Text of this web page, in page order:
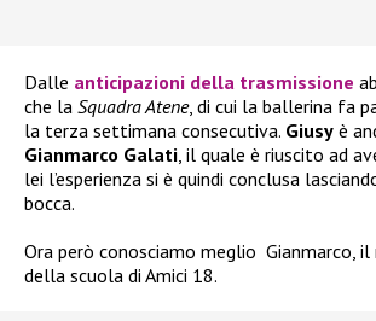
Dalle anticipazioni della trasmissione
che la Squadra Atene, di cui la ballerina fa
la terza settimana consecutiva. Giusy è
Gianmarco Galati, il quale è riuscito ad
lei l’esperienza si è quindi conclusa
bocca.
Ora però conosciamo meglio Gianmarco,
della scuola di Amici 18.